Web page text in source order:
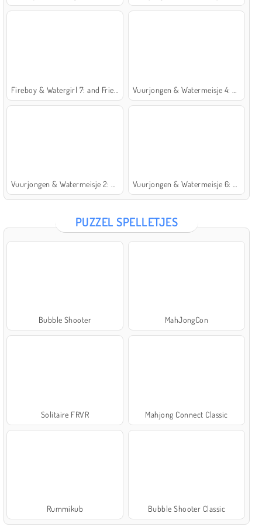
PUZZEL SPELLETJES
Bubble Shooter MahJongCon
Solitaire FRVR Mahjong Connect Classic
Rummikub Bubble Shooter Classic